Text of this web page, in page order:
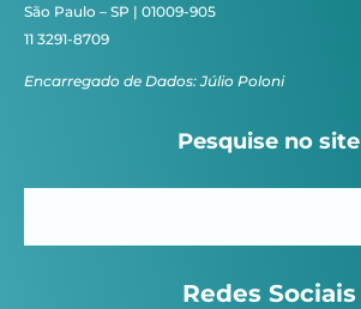
São Paulo – SP | 01009-905
11 3291-8709
Encarregado de Dados: Júlio Poloni
Pesquise no site
Redes Sociais